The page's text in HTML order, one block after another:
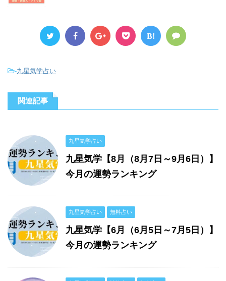
B!
-九星気学占い
関連記事
九星気学占い
九星気学【8月（8月7日～9月6日）】
今月の運勢ランキング
九星気学占い 無料占い
九星気学【6月（6月5日～7月5日）】
今月の運勢ランキング